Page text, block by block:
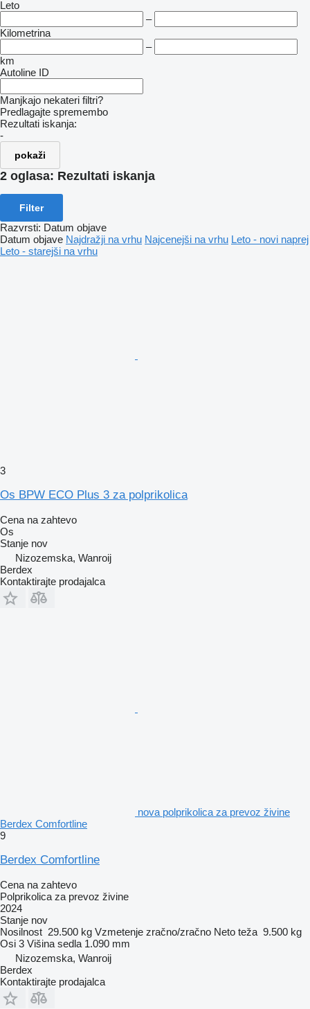
Leto
–
Kilometrina
–
km
Autoline ID
Manjkajo nekateri filtri?
Predlagajte spremembo
Rezultati iskanja:
-
pokaži
2 oglasa: Rezultati iskanja
Filter
Razvrsti: Datum objave
Datum objave Najdražji na vrhu Najcenejši na vrhu Leto - novi naprej
Leto - starejši na vrhu
3
Os BPW ECO Plus 3 za polprikolica
Cena na zahtevo
Os
Stanje nov
Nizozemska, Wanroij
Berdex
Kontaktirajte prodajalca
nova polprikolica za prevoz živine
Berdex Comfortline
9
Berdex Comfortline
Cena na zahtevo
Polprikolica za prevoz živine
2024
Stanje nov
Nosilnost 29.500 kg Vzmetenje zračno/zračno Neto teža 9.500 kg
Osi 3 Višina sedla 1.090 mm
Nizozemska, Wanroij
Berdex
Kontaktirajte prodajalca